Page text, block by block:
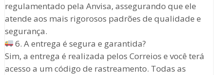
regulamentado pela Anvisa, assegurando que ele
atende aos mais rigorosos padrões de qualidade e
segurança.
6. A entrega é segura e garantida?
Sim, a entrega é realizada pelos Correios e você terá
acesso a um código de rastreamento. Todas as